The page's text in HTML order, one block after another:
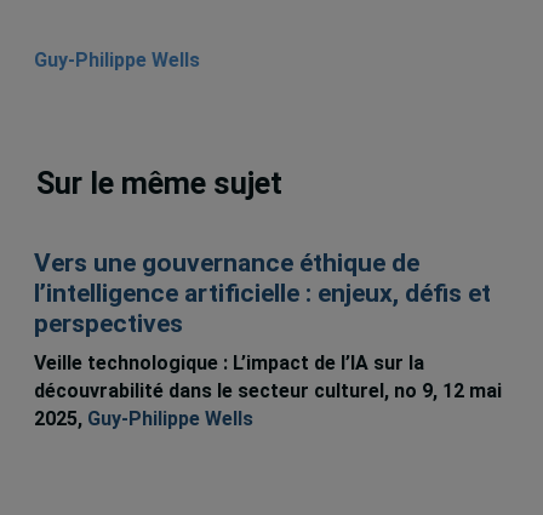
Guy-Philippe Wells
Sur le même sujet
Vers une gouvernance éthique de
l’intelligence artificielle : enjeux, défis et
perspectives
Veille technologique : L’impact de l’IA sur la
découvrabilité dans le secteur culturel, no 9, 12 mai
2025, Guy-Philippe Wells